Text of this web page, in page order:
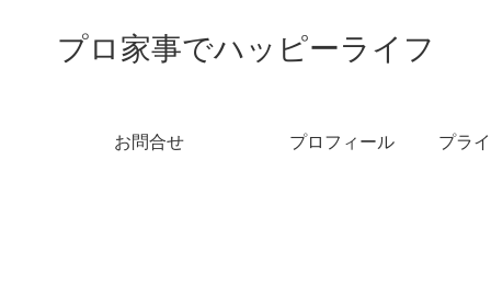
プロ家事でハッピーライフ
お問合せ プロフィール